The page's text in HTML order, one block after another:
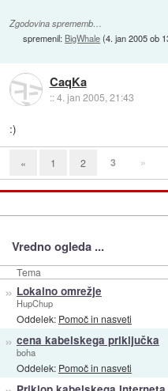
Zgodovina sprememb…
spremenil: BigWhale(4. jan 2005 ob
CaqKa
::4. jan 2005, 21:43
:)
« 1 2 3 »
Vredno ogleda ...
Tema
» Lokalno omrežje
HupChup
Oddelek: Pomoč in nasveti
» cena kabelskega priključka
boha
Oddelek: Pomoč in nasveti